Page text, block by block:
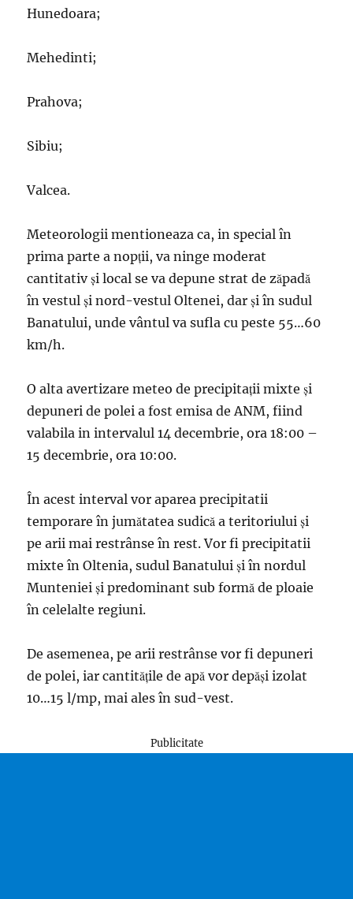
Hunedoara;
Mehedinti;
Prahova;
Sibiu;
Valcea.
Meteorologii mentioneaza ca, in special în
prima parte a nopții, va ninge moderat
cantitativ și local se va depune strat de zăpadă
în vestul și nord-vestul Oltenei, dar și în sudul
Banatului, unde vântul va sufla cu peste 55…60
km/h.
O alta avertizare meteo de precipitații mixte și
depuneri de polei a fost emisa de ANM, fiind
valabila in intervalul 14 decembrie, ora 18:00 –
15 decembrie, ora 10:00.
În acest interval vor aparea precipitatii
temporare în jumătatea sudică a teritoriului și
pe arii mai restrânse în rest. Vor fi precipitatii
mixte în Oltenia, sudul Banatului și în nordul
Munteniei și predominant sub formă de ploaie
în celelalte regiuni.
De asemenea, pe arii restrânse vor fi depuneri
de polei, iar cantitățile de apă vor depăși izolat
10…15 l/mp, mai ales în sud-vest.
Publicitate